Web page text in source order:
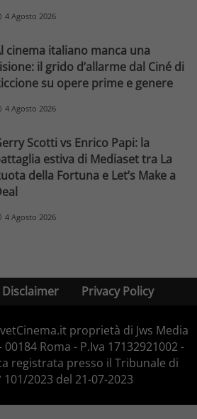
4 Agosto 2026
cinema italiano manca una
il grido d’allarme dal Ciné di
su opere prime e genere
4 Agosto 2026
Scotti vs Enrico Papi: la
estiva di Mediaset tra La
della Fortuna e Let’s Make a
4 Agosto 2026
Disclaimer Privacy Policy
proprietà di Jws Media
Roma - P.Iva 17132921002 -
registrata presso il Tribunale di
101/2023 del 21-07-2023